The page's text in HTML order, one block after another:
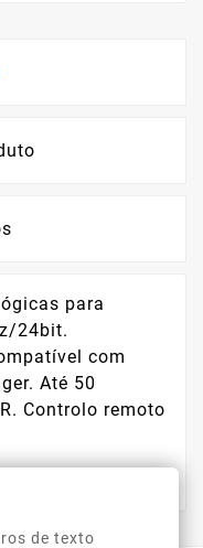
para
24bit.
com
Até 50
Controlo remoto
de texto